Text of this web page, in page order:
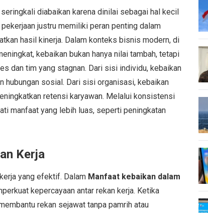
seringkali diabaikan karena dinilai sebagai hal kecil
justru memiliki peran penting dalam
hasil kinerja. Dalam konteks bisnis modern, di
kebaikan bukan hanya nilai tambah, tetapi
dan tim yang stagnan. Dari sisi individu, kebaikan
hubungan sosial. Dari sisi organisasi, kebaikan
retensi karyawan. Melalui konsistensi
manfaat yang lebih luas, seperti peningkatan
Kerja
yang efektif. Dalam Manfaat kebaikan dalam
kepercayaan antar rekan kerja. Ketika
rekan sejawat tanpa pamrih atau